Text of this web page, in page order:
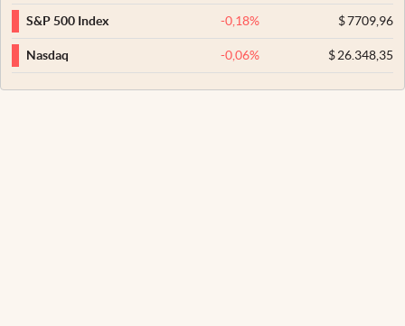
S&P 500 Index -0,18% $7709,96
Nasdaq -0,06% $26.348,35